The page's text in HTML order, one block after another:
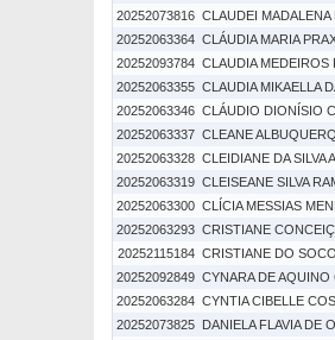
20252073816 CLAUDEI MADALENA
20252063364 CLÁUDIA MARIA
20252093784 CLAUDIA MEDEIROS
20252063355 CLAUDIA MIKAELLA
20252063346 CLÁUDIO DIONÍSIO
20252063337 CLEANE
20252063328 CLEIDIANE DA SILVA
20252063319 CLEISEANE SILVA
20252063300 CLÍCIA MESSIAS
20252063293 CRISTIANE
20252115184 CRISTIANE DO
20252092849 CYNARA DE AQUINO
20252063284 CYNTIA CIBELLE
20252073825 DANIELA FLAVIA DE